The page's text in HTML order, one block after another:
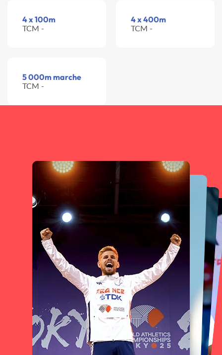
4 x 100m
TCM -
4 x 400m
TCM -
5 000m marche
TCM -